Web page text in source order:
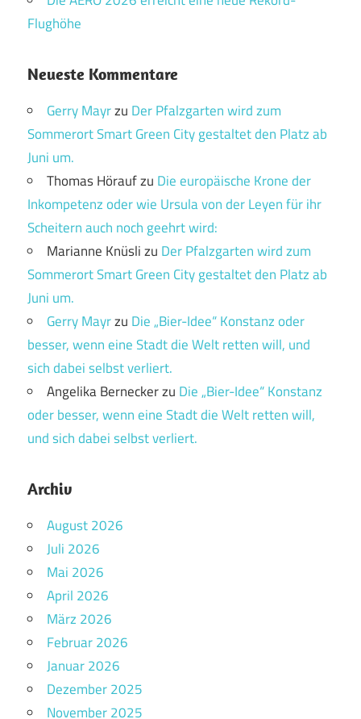
Flughöhe
Neueste Kommentare
Gerry Mayrzu Der Pfalzgarten wird zum
Sommerort Smart Green City gestaltet den Platz ab
Juni um.
Thomas Höraufzu Die europäische Krone der
Inkompetenz oder wie Ursula von der Leyen für ihr
Scheitern auch noch geehrt wird:
Marianne Knüslizu Der Pfalzgarten wird zum
Sommerort Smart Green City gestaltet den Platz ab
Juni um.
Gerry Mayrzu Die „Bier-Idee“ Konstanz oder
besser, wenn eine Stadt die Welt retten will, und
sich dabei selbst verliert.
Angelika Berneckerzu Die „Bier-Idee“ Konstanz
oder besser, wenn eine Stadt die Welt retten will,
und sich dabei selbst verliert.
Archiv
August 2026
Juli 2026
Mai 2026
April 2026
März 2026
Februar 2026
Januar 2026
Dezember 2025
November 2025